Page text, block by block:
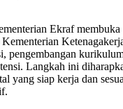
Ekraf membuka
pengembangan
Langkah ini
yang siap kerja dan